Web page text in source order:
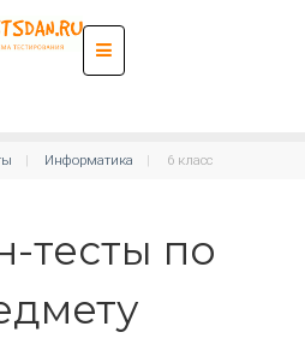
Информатика 6 класс
тесты по